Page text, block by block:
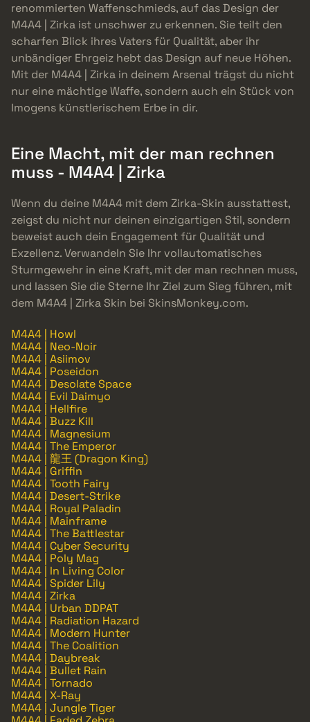
renommierten Waffenschmieds, auf das Design der
M4A4 | Zirka ist unschwer zu erkennen. Sie teilt den
scharfen Blick ihres Vaters für Qualität, aber ihr
unbändiger Ehrgeiz hebt das Design auf neue Höhen.
Mit der M4A4 | Zirka in deinem Arsenal trägst du nicht
nur eine mächtige Waffe, sondern auch ein Stück von
Imogens künstlerischem Erbe in dir.
Eine Macht, mit der man rechnen
muss - M4A4 | Zirka
Wenn du deine M4A4 mit dem Zirka-Skin ausstattest,
zeigst du nicht nur deinen einzigartigen Stil, sondern
beweist auch dein Engagement für Qualität und
Exzellenz. Verwandeln Sie Ihr vollautomatisches
Sturmgewehr in eine Kraft, mit der man rechnen muss,
und lassen Sie die Sterne Ihr Ziel zum Sieg führen, mit
dem M4A4 | Zirka Skin bei SkinsMonkey.com.
M4A4 | Howl
M4A4 | Neo-Noir
M4A4 | Asiimov
M4A4 | Poseidon
M4A4 | Desolate Space
M4A4 | Evil Daimyo
M4A4 | Hellfire
M4A4 | Buzz Kill
M4A4 | Magnesium
M4A4 | The Emperor
M4A4 | 龍王 (Dragon King)
M4A4 | Griffin
M4A4 | Tooth Fairy
M4A4 | Desert-Strike
M4A4 | Royal Paladin
M4A4 | Mainframe
M4A4 | The Battlestar
M4A4 | Cyber Security
M4A4 | Poly Mag
M4A4 | In Living Color
M4A4 | Spider Lily
M4A4 | Zirka
M4A4 | Urban DDPAT
M4A4 | Radiation Hazard
M4A4 | Modern Hunter
M4A4 | The Coalition
M4A4 | Daybreak
M4A4 | Bullet Rain
M4A4 | Tornado
M4A4 | X-Ray
M4A4 | Jungle Tiger